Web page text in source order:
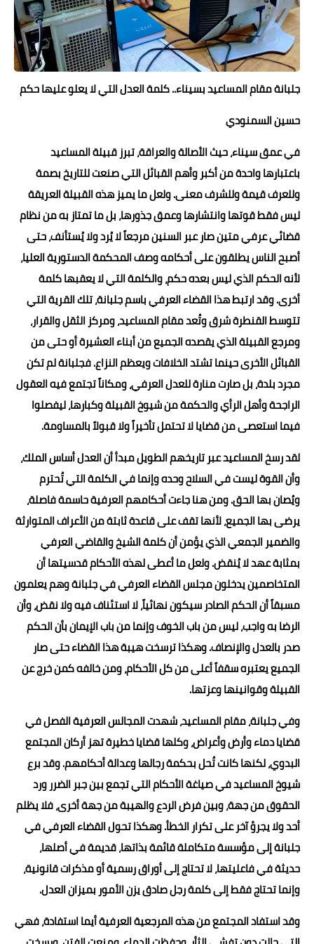
حوادث وقضايا
خدمات
جلبانة مقام المساعيد بسيناء.. كلمة العدل التي لا يعلو عليها حكم
حسين السمنودي
في عمق سيناء، حيث الأصالة والعراقة، تبرز قبيلة المساعيد
باعتبارها واحدة من أكبر وأهم القبائل التي صنعت للتاريخ بصمة
وللعرف قيمة وللشرف معنى. ولعل ما يميز هذه القبيلة العريقة
ليس فقط قوتها وانتشارها وعمق جذورها، بل ما تمتاز به من نظام
قضائي عرفي متين صار عبر السنين مرجعاً لا يُرد ولا يُستأنف، حتى
أصبح الناس يطلقون على أحكامه وصف المحكمة الدستورية العليا،
لأنه الحكم الذي ليس بعده حكم، والكلمة التي لا يعقبها كلمة
أخرى. وقد ارتبط هذا القضاء العرفي باسم جلبانة، تلك القرية التي
تتوسط القنطرة شرق وتُعد مقام المساعيد، ومركز الثقل والقرار،
ومرجع القبيلة الذي يقصده الجميع من أبناء العشيرة أو حتى من
القبائل الأخرى حينما تشتد الخلافات ويعظم النزاع. فجلبانة لم تكن
مجرد بلدة، بل صارت منارة للعدل العرفي، ومكاناً تجتمع فيه العقول
الراجحة وأهل الرأي والحكمة من شيوخ القبيلة وكبارها، ليفصلوا
فيما استعصى من قضايا لا تحتمل تأخيراً ولا قبولاً بالمساومة.
لقد رسخ المساعيد عبر تاريخهم الطويل مبدأ أن العدل أساس الملك،
وأن القوة ليست في السلاح وحده وإنما في الكلمة التي تُحترم
ويُصان بها الحق. ومن هنا جاءت أحكامهم العرفية حاسمة فاصلة،
يرضى بها الجميع، لأنها تقف على قاعدة ثابتة من الأعراف المتوارثة
والضمير الجمعي الذي يؤمن أن كلمة الشيخ والقاضي العرفي
بمثابة عهد لا يُنقض. ولعل ما أعطى لهذه الأحكام قدسيتها أن
المتخاصمين يدخلون مجلس القضاء العرفي في جلبانة وهم يعلمون
مسبقاً أن الحكم الصادر سيكون نهائياً، لا استئناف فيه ولا نقض، وأن
الرضا به واجب، ليس من باب الخوف وإنما من باب الإيمان بأن الحكم
صدر بالعدل والإنصاف. وهكذا ترسخت هيبة هذا القضاء حتى صار
الجميع يعتبره سقفاً أعلى من كل الأحكام، ومن خالفه كمن خرج عن
القبيلة وقوانينها وعزتها.
وفي جلبانة، مقام المساعيد، شهدت المجالس العرفية الفصل في
قضايا دماء وأرض وأعراض، وكلها قضايا خطيرة تهز أركان المجتمع
البدوي، لكنها كانت تُحل بحكمة رجالها وعدالة أحكامهم. وقد برع
شيوخ المساعيد في صياغة الأحكام التي تجمع بين جبر الضرر ورد
الحقوق من جهة، وبين فرض الردع والهيبة من جهة أخرى، فلا يظلم
أحد ولا يجرؤ آخر على تكرار الخطأ. وهكذا تحول القضاء العرفي في
جلبانة إلى مؤسسة متكاملة قائمة بذاتها، قديمة في أصلها،
حديثة في فاعليتها، لا تحتاج إلى أوراق رسمية أو مذكرات قانونية،
وإنما تحتاج فقط إلى كلمة رجل صادق يزن الأمور بميزان العدل.
وقد استفاد المجتمع من هذه المرجعية العرفية أيما استفادة، فهي